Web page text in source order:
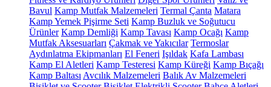
Bavul Kamp Mutfak Malzemeleri Termal Çanta Matara
Kamp Yemek Pişirme Seti Kamp Buzluk ve Soğutucu
Ürünler Kamp Demliği Kamp Tavası Kamp Ocağı Kamp
Mutfak Aksesuarları Çakmak ve Yakıcılar Termoslar
Aydınlatma Ekipmanları El Feneri Işıldak Kafa Lambası
Kamp El Aletleri Kamp Testeresi Kamp Küreği Kamp Bıçağı
Kamp Baltası Avcılık Malzemeleri Balık Av Malzemeleri